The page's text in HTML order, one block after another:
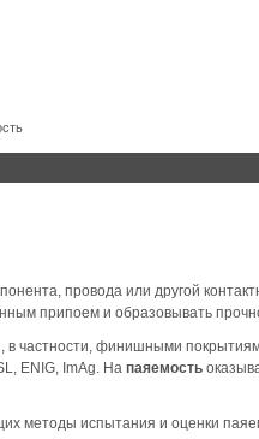
провода или другой
припоем и образовывать
частности, финишными
ENIG, ImAg. На паяемость
методы испытания и оценки